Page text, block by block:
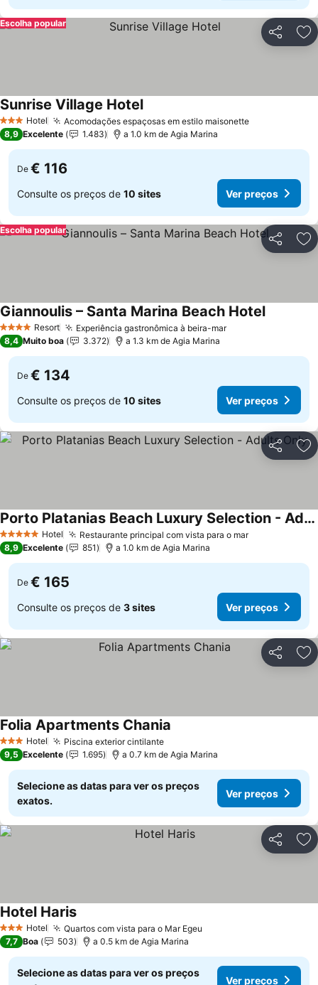
Partilhar
Escolha popular
3 EstrelasHotel Acomodações espaçosas em estilo maisonette
Sunrise Village Hotel
8,9 Excelente 1.483 a 1.0 km de Agia Marina
De € 116
Consulte os preços de 10 sites Ver preços
Partilhar
Escolha popular
4 EstrelasResort Experiência gastronômica à beira-mar
Giannoulis – Santa Marina Beach Hotel
8,4 Muito boa 3.372 a 1.3 km de Agia Marina
De € 134
Consulte os preços de 10 sites Ver preços
Partilhar
5 Estrelas Hotel Restaurante principal com vista para o mar
Porto Platanias Beach Luxury Selection - Adults Only
8,9 Excelente 851 a 1.0 km de Agia Marina
De € 165
Consulte os preços de 3 sites Ver preços
Partilhar
3 EstrelasHotel Piscina exterior cintilante
Folia Apartments Chania
9,5 Excelente 1.695 a 0.7 km de Agia Marina
Selecione as datas para ver os preços
exatos.
Ver preços
Partilhar
3 EstrelasHotel Quartos com vista para o Mar Egeu
Hotel Haris
7,7 Boa 503 a 0.5 km de Agia Marina
Selecione as datas para ver os preços
Ver preços